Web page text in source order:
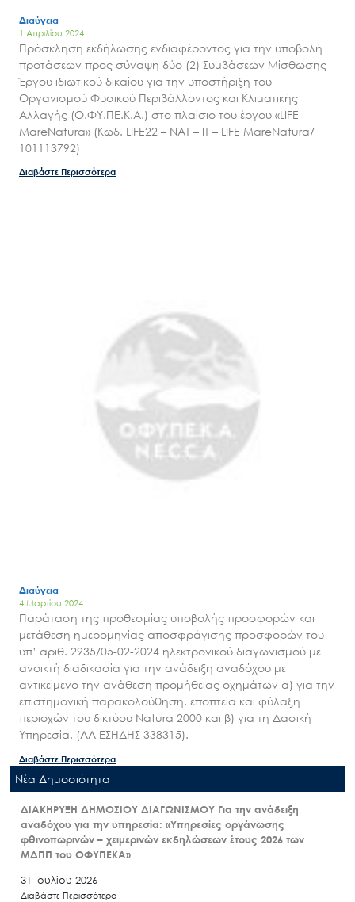
Διαύγεια
1 Απριλίου 2024
Πρόσκληση εκδήλωσης ενδιαφέροντος για την υποβολή
προτάσεων προς σύναψη δύο (2) Συμβάσεων Μίσθωσης
Έργου ιδιωτικού δικαίου για την υποστήριξη του
Οργανισμού Φυσικού Περιβάλλοντος και Κλιματικής
Αλλαγής (Ο.ΦΥ.ΠΕ.Κ.Α.) στο πλαίσιο του έργου «LIFE
MareNatura» (Κωδ. LIFE22 – NAT – IT – LIFE MareNatura/
101113792)
Διαβάστε Περισσότερα
Διαύγεια
4 Μαρτίου 2024
Παράταση της προθεσμίας υποβολής προσφορών και
μετάθεση ημερομηνίας αποσφράγισης προσφορών του
υπ’ αριθ. 2935/05-02-2024 ηλεκτρονικού διαγωνισμού με
ανοικτή διαδικασία για την ανάδειξη αναδόχου με
αντικείμενο την ανάθεση προμήθειας οχημάτων α) για την
επιστημονική παρακολούθηση, εποπτεία και φύλαξη
περιοχών του δικτύου Natura 2000 και β) για τη Δασική
Υπηρεσία. (ΑΑ ΕΣΗΔΗΣ 338315).
Διαβάστε Περισσότερα
Nέα Δημοσιότητα
ΔΙΑΚΗΡΥΞΗ ΔΗΜΟΣΙΟΥ ΔΙΑΓΩΝΙΣΜΟΥ Για την ανάδειξη
αναδόχου για την υπηρεσία: «Υπηρεσίες οργάνωσης
φθινοπωρινών – χειμερινών εκδηλώσεων έτους 2026 των
ΜΔΠΠ του ΟΦΥΠΕΚΑ»
31 Ιουλίου 2026
Διαβάστε Περισσότερα